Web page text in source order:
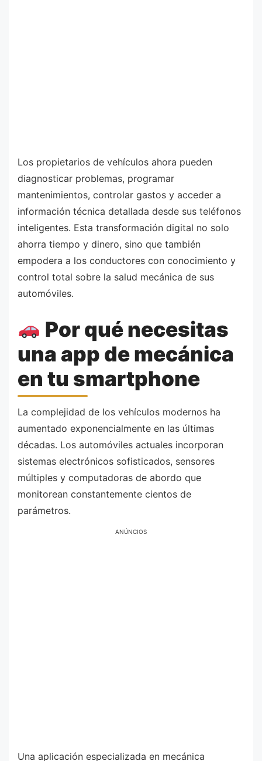
Los propietarios de vehículos ahora pueden
diagnosticar problemas, programar
mantenimientos, controlar gastos y acceder a
información técnica detallada desde sus teléfonos
inteligentes. Esta transformación digital no solo
ahorra tiempo y dinero, sino que también
empodera a los conductores con conocimiento y
control total sobre la salud mecánica de sus
automóviles.
Por qué necesitas
una app de mecánica
en tu smartphone
La complejidad de los vehículos modernos ha
aumentado exponencialmente en las últimas
décadas. Los automóviles actuales incorporan
sistemas electrónicos sofisticados, sensores
múltiples y computadoras de abordo que
monitorean constantemente cientos de
parámetros.
ANÚNCIOS
Una aplicación especializada en mecánica